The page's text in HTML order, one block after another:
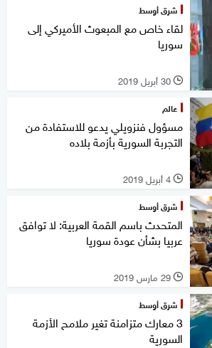
شرق أوسط
لقاء خاص مع المبعوث الأميركي إلى
سوريا
l 30 أبريل 2019
عالم
مسؤول فنزويلي يدعو للاستفادة من
التجربة السورية بأزمة بلاده
l 4 أبريل 2019
شرق أوسط
المتحدث باسم القمة العربية: لا توافق
عربيا بشأن عودة سوريا
l 29 مارس 2019
شرق أوسط
3 معارك متزامنة تغير ملامح الأزمة
السورية